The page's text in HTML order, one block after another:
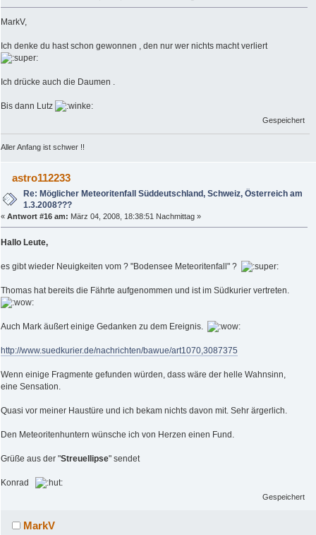
MarkV,
Ich denke du hast schon gewonnen , den nur wer nichts macht verliert
Ich drücke auch die Daumen .
Bis dann Lutz
Gespeichert
Aller Anfang ist schwer !!
astro112233
Re: Möglicher Meteoritenfall Süddeutschland, Schweiz, Österreich am
1.3.2008???
« Antwort #16 am: März 04, 2008, 18:38:51 Nachmittag »
Hallo Leute,
es gibt wieder Neuigkeiten vom ? "Bodensee Meteoritenfall" ?
Thomas hat bereits die Fährte aufgenommen und ist im Südkurier vertreten.
Auch Mark äußert einige Gedanken zu dem Ereignis.
http://www.suedkurier.de/nachrichten/bawue/art1070,3087375
Wenn einige Fragmente gefunden würden, dass wäre der helle Wahnsinn,
eine Sensation.
Quasi vor meiner Haustüre und ich bekam nichts davon mit. Sehr ärgerlich.
Den Meteoritenhuntern wünsche ich von Herzen einen Fund.
Grüße aus der "Streuellipse" sendet
Konrad
Gespeichert
MarkV